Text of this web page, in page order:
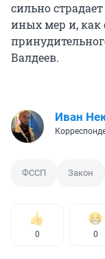
сильно
иных мер и, как
Валдеев.
Иван
ФССП Закон
0 0